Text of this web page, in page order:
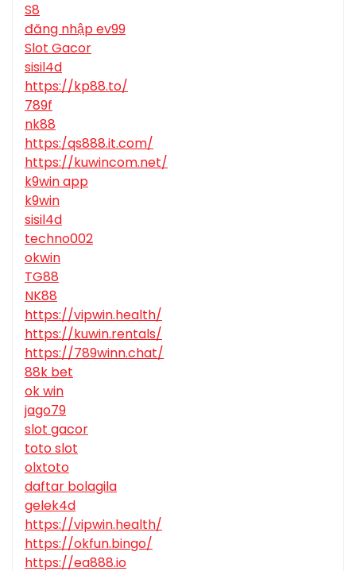
S8
đăng nhập ev99
Slot Gacor
sisil4d
https://kp88.to/
789f
nk88
https:/qs888.it.com/
https://kuwincom.net/
k9win app
k9win
sisil4d
techno002
okwin
TG88
NK88
https://vipwin.health/
https://kuwin.rentals/
https://789winn.chat/
88k bet
ok win
jago79
slot gacor
toto slot
olxtoto
daftar bolagila
gelek4d
https://vipwin.health/
https://okfun.bingo/
https://ea888.io